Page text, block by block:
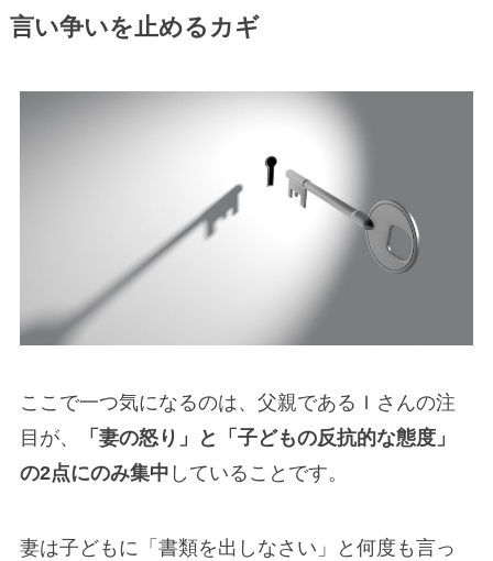
言い争いを止めるカギ
ここで一つ気になるのは、父親であるＩさんの注
目が、
「妻の怒り」と「子どもの反抗的な態度」
の2点にのみ集中 していることです。
妻は子どもに「書類を出しなさい」と何度も言っ